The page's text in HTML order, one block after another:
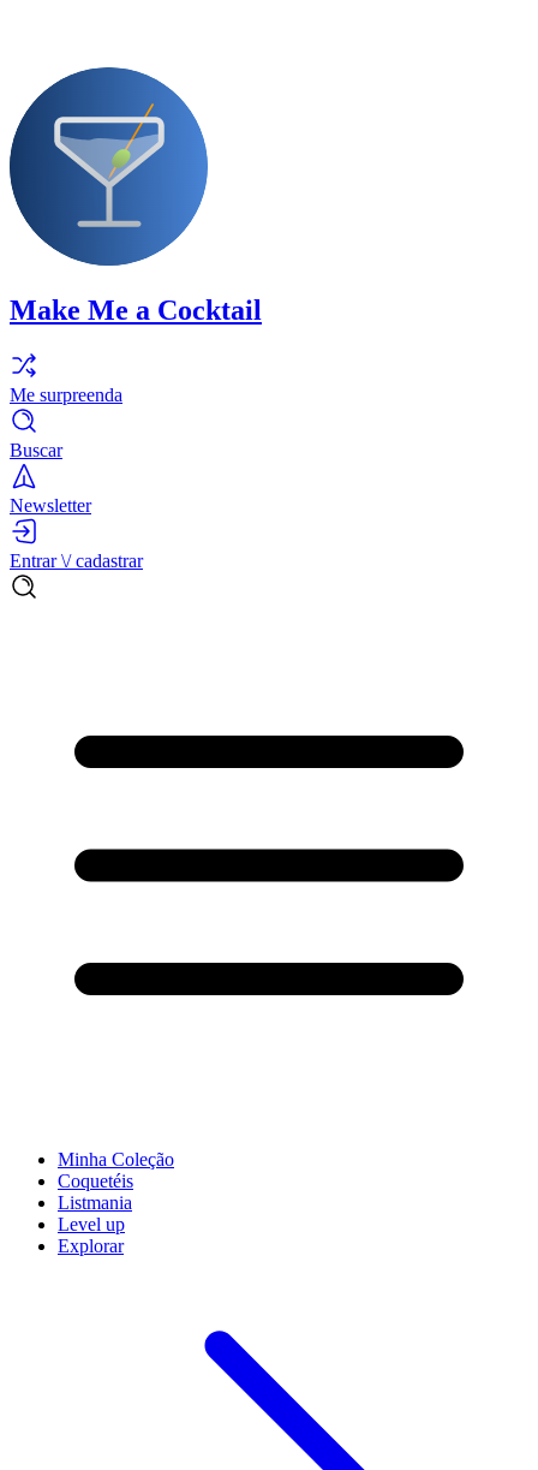
Make Me a Cocktail
Me surpreenda
Buscar
Newsletter
Entrar \/ cadastrar
Minha Coleção
Coquetéis
Listmania
Level up
Explorar